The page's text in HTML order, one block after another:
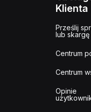
Klienta
Prześlij
lub skargę
Centrum
Centrum
Opinie